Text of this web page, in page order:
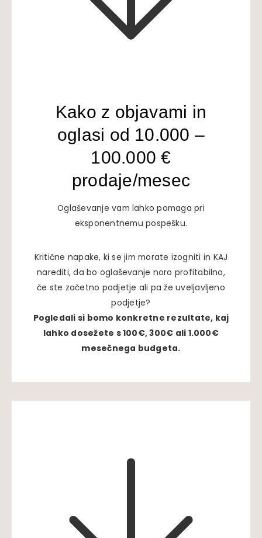
Kako z objavami in
oglasi od 10.000 –
100.000 €
prodaje/mesec
Oglaševanje vam lahko pomaga pri
eksponentnemu pospešku.
Kritične napake, ki se jim morate izogniti in KAJ
narediti, da bo oglaševanje noro profitabilno,
če ste začetno podjetje ali pa že uveljavljeno
podjetje?
Pogledali si bomo konkretne rezultate, kaj
lahko dosežete s 100€, 300€ ali 1.000€
mesečnega budgeta.